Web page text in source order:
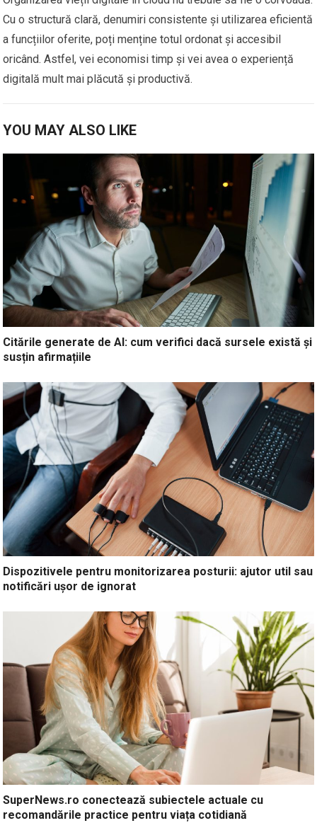
Cu o structură clară, denumiri consistente și utilizarea eficientă
a funcțiilor oferite, poți menține totul ordonat și accesibil
oricând. Astfel, vei economisi timp și vei avea o experiență
digitală mult mai plăcută și productivă.
YOU MAY ALSO LIKE
Citările generate de AI: cum verifici dacă sursele există și
susțin afirmațiile
Dispozitivele pentru monitorizarea posturii: ajutor util sau
notificări ușor de ignorat
SuperNews.ro conectează subiectele actuale cu
recomandările practice pentru viața cotidiană